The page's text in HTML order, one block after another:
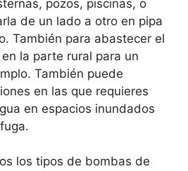
pozos, piscinas, o
de un lado a otro en pipa
También para abastecer el
la parte rural para un
También puede
en las que requieres
en espacios inundados
los tipos de bombas de